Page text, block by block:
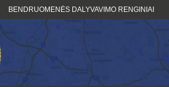
BENDRUOMENĖS DALYVAVIMO RENGINIAI